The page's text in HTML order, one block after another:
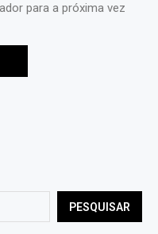
para a próxima vez
PESQUISAR